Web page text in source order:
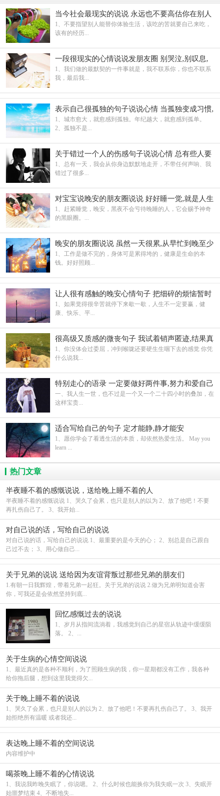
点击图片自动进入下一页
当今社会最现实的说说 永远也不要高估你在别人
心中的地位
1、不要指望别人能替你体验生活，该吃的苦就要自己来吃，
该有的经历...
一段很现实的心情说说发朋友圈 别哭泣,别叹息,
别呻吟
1、我们做的最默契的一件事就是，我不联系你，你也不联系
我，最后我...
表示自己很孤独的句子说说心情 当孤独变成习惯,
就不在奢求有人陪伴
1、城市愈大，就愈感到孤独。年纪越大，就愈感到孤单。
2、孤独不是...
关于错过一个人的伤感句子说说心情 总有些人要
错过
1、总有一天，我会从你身边默默地走开，不带任何声响、我
错过了很多...
对宝宝说晚安的朋友圈说说 好好睡一觉,就是人生
的重启方式呀
1、赶紧睡觉，晚安，黑夜不会亏待晚睡的人，它会赐予神奇
的黑眼圈。...
晚安的朋友圈说说 虽然一天很累,从早忙到晚至少
过得很充实
1、工作是做不完的，身体可是累得垮的，健康是生命的本
钱。好好照顾...
让人很有感触的晚安心情句子 把细碎的烦恼暂时
关掉
1、如果觉得很辛苦就停下来歇一歇，人生不一定要赢，健
康、快乐、平...
很高级又质感的微丧句子 我试着销声匿迹,结果真
的无人问津
1、你没体会过委屈，冲到喉咙还要硬生生咽下去的感觉 你凭
什么说我...
特别走心的语录 一定要做好两件事,努力和爱自己
一、我人生一世，也不过是一个又一个二十四小时的叠加，在
这样宝贵...
适合写给自己的句子 定才能静,静才能安
1、愿你学会了看透生活的本质，却依然热爱生活。 May you
learn ...
热门文章
半夜睡不着的感慨说说，送给晚上睡不着的人
半夜睡不着的感慨说说 1、哭久了会累，也只是别人的以为 2、放了他吧！不要
再扎伤自己了。 3、我开始...
对自己说的话，写给自己的说说
对自己说的话，写给自己的说说 1、最重要的是今天的心； 2、别总是自己跟自
己过不去； 3、用心做自己...
关于兄弟的说说 送给因为友谊背叛过那些兄弟的朋友们
1.有朝一日我辉煌，带着兄弟一起狂。关于兄弟的说说 2.做为兄弟明知道会害
你，可我还是会依然坚持到底...
回忆感慨过去的说说
1、岁月从指间流淌着，我感觉到自己的星宿从轨迹中缓缓陨
落。 2、...
关于生病的心情空间说说
1、最近真的是各种不顺利，为了照顾生病的我，你一星期都没有工作，我各种
给你拖后腿，想到这里我觉得欠...
关于晚上睡不着的说说
1、哭久了会累，也只是别人的以为 2、放了他吧！不要再扎伤自己了。 3、我开
始拒绝所有温暖 或者我还...
表达晚上睡不着的空间说说
内容维护中
喝茶晚上睡不着的心情说说
1、我说我昨晚失眠了，你说嗯。 2、什么时候也能换你为我失眠一次 3、失眠开
始噩梦结束 4、不断地失...